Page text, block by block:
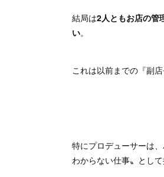
結局は2人ともお店の管
い。
これは以前までの『副
特にプロデューサーは
わからない仕事〟とし